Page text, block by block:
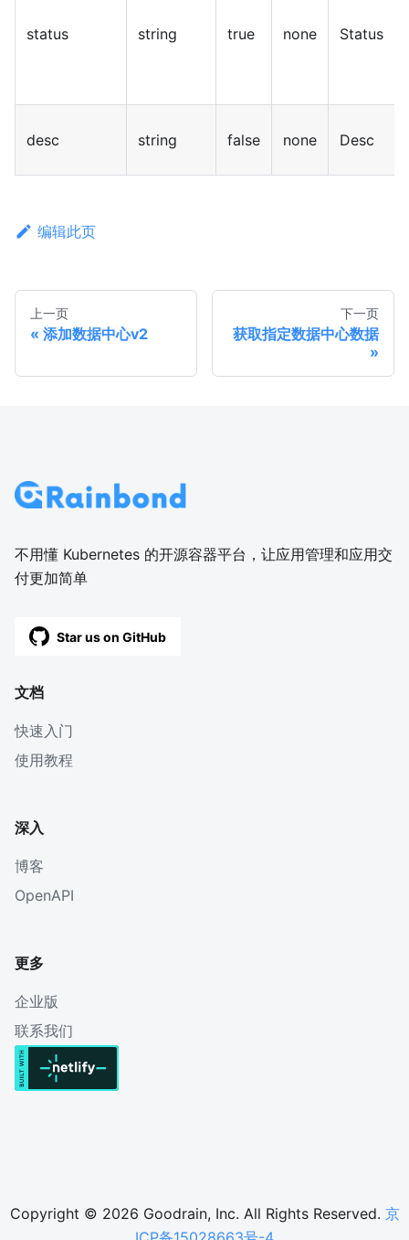
status string true none Status
desc string false none Desc
编辑此页
上一页
添加数据中心v2
下一页
获取指定数据中心数据
不用懂 Kubernetes 的开源容器平台，让应用管理和应用交
付更加简单
Star us on GitHub
文档
快速入门
使用教程
深入
博客
OpenAPI
更多
企业版
联系我们
Copyright © 2026 Goodrain, Inc. All Rights Reserved. 京